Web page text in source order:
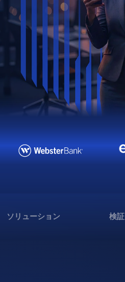
ソリューション 検証